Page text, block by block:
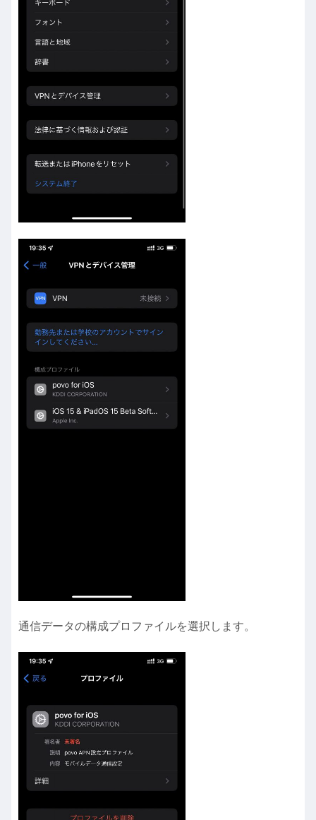
通信データの構成プロファイルを選択します。